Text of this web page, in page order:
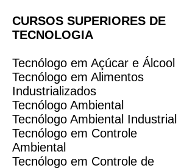
CURSOS SUPERIORES DE
TECNOLOGIA
Tecnólogo em Açúcar e Álcool
Tecnólogo em Alimentos
Industrializados
Tecnólogo Ambiental
Tecnólogo Ambiental Industrial
Tecnólogo em Controle
Ambiental
Tecnólogo em Controle de